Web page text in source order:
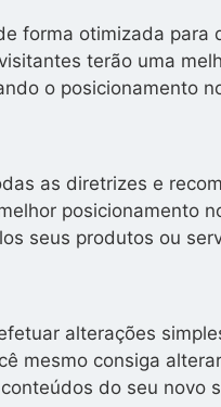
forma otimizada para
terão uma
o posicionamento
as diretrizes e
posicionamento
seus produtos ou
alterações
mesmo consiga
do seu novo